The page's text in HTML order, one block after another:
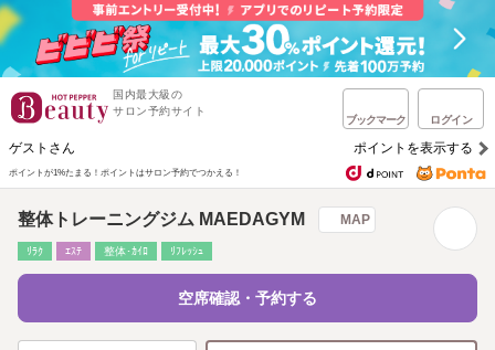
国内最大級の
サロン予約サイト
ブックマーク ログイン
ゲストさん ポイントを表示する
ポイントが1%たまる！ ポイントはサロン予約でつかえる！
整体トレーニングジム MAEDAGYM MAP
ﾘﾗｸ ｴｽﾃ 整体･ｶｲﾛ ﾘﾌﾚｯｼｭ
空席確認・予約する